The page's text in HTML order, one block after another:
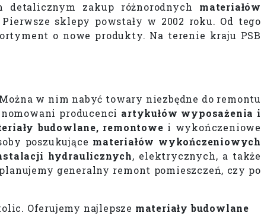
detalicznym zakup różnorodnych materiałów
Pierwsze sklepy powstały w 2002 roku. Od tego
o nowe produkty. Na terenie kraju PSB
w nim nabyć towary niezbędne do remontu
producenci artykułów wyposażenia i
budowlane, remontowe i wykończeniowe
poszukujące materiałów wykończeniowych
hydraulicznych, elektrycznych, a także
generalny remont pomieszczeń, czy po
Oferujemy najlepsze materiały budowlane